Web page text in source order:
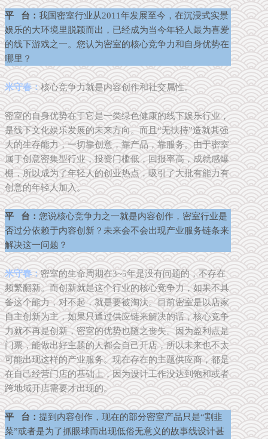
平 台： 我国密室行业从2011年发展至今，在沉浸式实景
娱乐的大环境里脱颖而出，已经成为当今年轻人最为喜爱
的线下游戏之一。您认为密室的核心竞争力和自身优势在
哪里？
米守春：核心竞争力就是内容创作和社交属性。
密室的自身优势在于它是一类绿色健康的线下娱乐行业，
是线下文化娱乐发展的未来方向。而且“无扶持”造就其强
大的生存能力，一切靠创意，靠产品，靠服务。由于密室
属于创意密集型行业，投资门槛低，回报率高，成就感爆
棚，所以成为了年轻人的创业热点，吸引了大批有能力有
创意的年轻人加入。
平 台： 您说核心竞争力之一就是内容创作，密室行业是
否过分依赖于内容创新？未来会不会出现产业服务链条来
解决这一问题？
米守春：密室的生命周期在3~5年是没有问题的，不存在
频繁翻新。而创新就是这个行业的核心竞争力，如果不具
备这个能力，对不起，就是要被淘汰。目前密室是以店家
自主创新为主，如果只通过供应链来解决的话，核心竞争
力就不再是创新，密室的优势也随之丧失。因为盈利点是
门票，能做出好主题的人都会自己开店，所以未来也不太
可能出现这样的产业服务。现在存在的主题供应商，都是
在自己经营门店的基础上，因为设计工作没达到饱和或者
跨地域开店需要才出现的。
平 台： 提到内容创作，现在的部分密室产品只是“割韭
菜”或者是为了抓眼球而出现低俗无意义的故事线设计甚